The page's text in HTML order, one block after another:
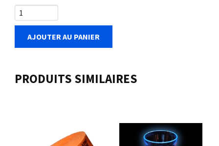
AJOUTER AU PANIER
PRODUITS SIMILAIRES